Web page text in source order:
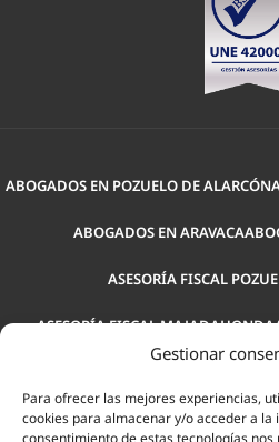
Gestionar
Para ofrecer las mejores experiencias,
cookies para almacenar y/o acceder a la
consentimiento de estas tecnologías
ABOGADOS EN POZUELO DE ALARCÓN
ABOGADOS EN ARAVACA
ASESORÍA FISCAL
ASESORÍA FISCAL MAJADAHONDA
GESTORÍA MAJADAHONDA